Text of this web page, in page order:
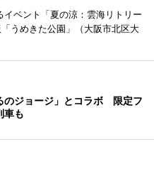
ベント「夏の涼：雲海リトリー
うめきた公園」（大阪市北区大
のジョージ」とコラボ 限定フ
車も